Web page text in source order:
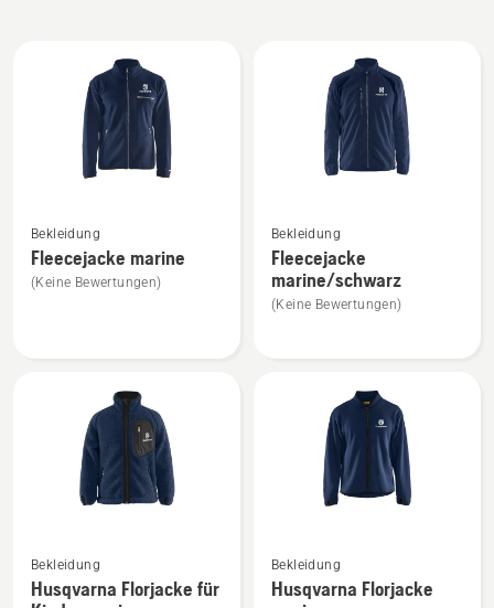
Produkte
Details
zu
Fleecejacke
Bekleidung
Fleecejacke marine
(Keine Bewertungen)
Details
zu
Fleecejacke
marine/schwarz
Bekleidung
Fleecejacke
marine/schwarz
(Keine Bewertungen)
Details
zu
Bekleidung
Husqvarna Florjacke für
Details
zu
Bekleidung
Husqvarna Florjacke